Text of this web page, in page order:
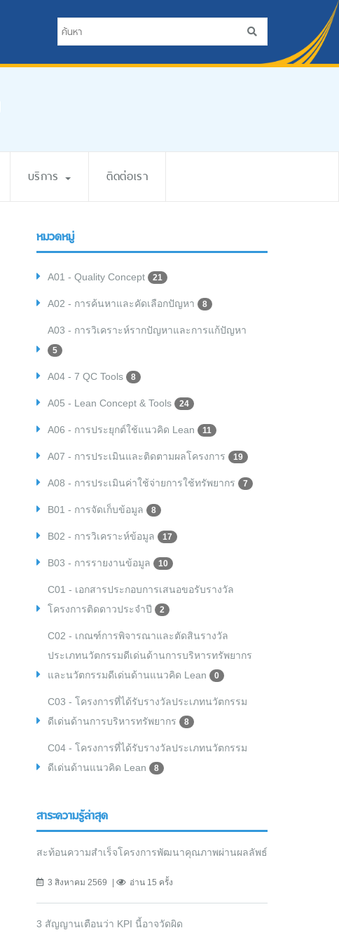
บริการ ติดต่อเรา
หมวดหมู่
A01 - Quality Concept 21
A02 - การค้นหาและคัดเลือกปัญหา 8
A03 - การวิเคราะห์รากปัญหาและการแก้ปัญหา
5
A04 - 7 QC Tools 8
A05 - Lean Concept & Tools 24
A06 - การประยุกต์ใช้แนวคิด Lean 11
A07 - การประเมินและติดตามผลโครงการ 19
A08 - การประเมินค่าใช้จ่ายการใช้ทรัพยากร 7
B01 - การจัดเก็บข้อมูล 8
B02 - การวิเคราะห์ข้อมูล 17
B03 - การรายงานข้อมูล 10
C01 - เอกสารประกอบการเสนอขอรับรางวัล
โครงการติดดาวประจำปี
2
C02 - เกณฑ์การพิจารณาและตัดสินรางวัล
ประเภทนวัตกรรมดีเด่นด้านการบริหารทรัพยากร
และนวัตกรรมดีเด่นด้านแนวคิด Lean
0
C03 - โครงการที่ได้รับรางวัลประเภทนวัตกรรม
ดีเด่นด้านการบริหารทรัพยากร
8
C04 - โครงการที่ได้รับรางวัลประเภทนวัตกรรม
ดีเด่นด้านแนวคิด Lean
8
สาระความรู้ล่าสุด
สะท้อนความสำเร็จโครงการพัฒนาคุณภาพผ่านผลลัพธ์
3 สิงหาคม 2569 อ่าน 15 ครั้ง
3 สัญญานเตือนว่า KPI นี้อาจวัดผิด